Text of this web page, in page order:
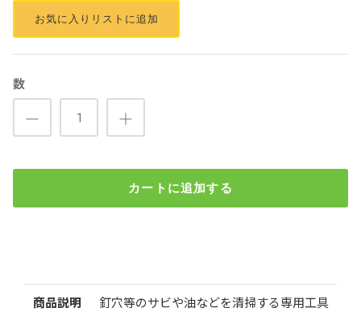
お気に入りリストに追加
数
カートに追加する
検索
商品説明
釘穴等のサビや油などを清掃する専用工具